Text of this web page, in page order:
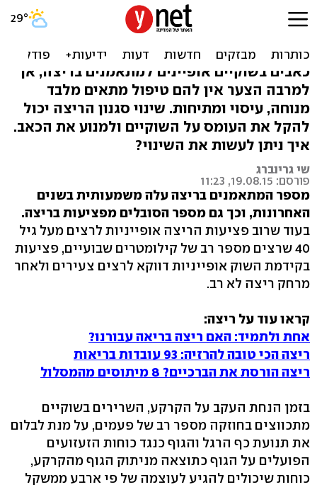
הכירו: סגנון הריצה שמונע
כאבים בשוקיים
כאבים בשוקיים אופיינים למתאמנים בריצה, אך
למרבה הצער אין להם טיפול מתאים מלבד
מנוחה, עיסוי ומתיחות. שינוי סגנון הריצה יכול
להקל את העומס על השוקיים ולמנוע את הכאב.
איך ניתן לעשות את השינוי?
שי גרינברג
פורסם: 19.08.15, 11:23
מספר המתאמנים בריצה עלה משמעותית בשנים
האחרונות, וכך גם מספר הסובלים מפציעות בריצה.
בעוד שרוב פציעות הריצה אופייניות לרצים מעל גיל
40 שרצים מספר רב של קילומטרים שבועיים, פציעות
בקידמת השוק אופייניות דווקא לרצים צעירים ולאחר
מרחק ריצה לא רב.
קראו עוד על ריצה:
אחת ולתמיד: האם ריצה בריאה עבורנו?
ריצה הכי טובה להרזיה: 93 עובדות בריאות
ריצה הורסת את הברכיים? 8 מיתוסים מהמסלול
בזמן הנחת העקב על הקרקע, השרירים בשוקיים
מתכווצים בחוזקה מספר רב של פעמים, על מנת לבלום
את תנועת כף הרגל והגוף כנגד כוחות הזעזועים
הפועלים על הגוף כתוצאה מניתוק הגוף מהקרקע,
כוחות שיכולים להגיע לעוצמה של פי ארבע ממשקל